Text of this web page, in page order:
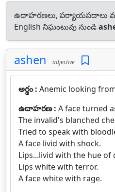
ఉదాహరణలు, పర్యాయపదాలు
English నిఘంటువు నుండి
ashen adjective
అర్థం : Anemic looking
ఉదాహరణ : A face turned
The invalid's blanched
Tried to speak with
A face livid with shock.
Lips...livid with the hue of
Lips white with terror.
A face white with rage.